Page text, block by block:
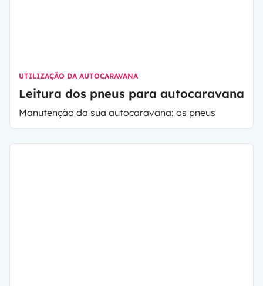
UTILIZAÇÃO DA AUTOCARAVANA
Leitura dos pneus para autocaravana
Manutenção da sua autocaravana: os pneus